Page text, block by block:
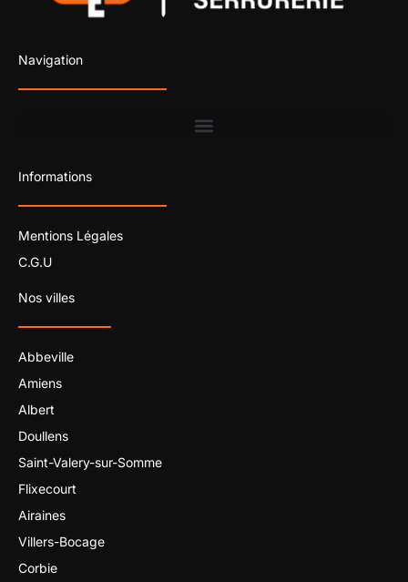
Navigation
Informations
Mentions Légales
C.G.U
Nos villes
Abbeville
Amiens
Albert
Doullens
Saint-Valery-sur-Somme
Flixecourt
Airaines
Villers-Bocage
Corbie